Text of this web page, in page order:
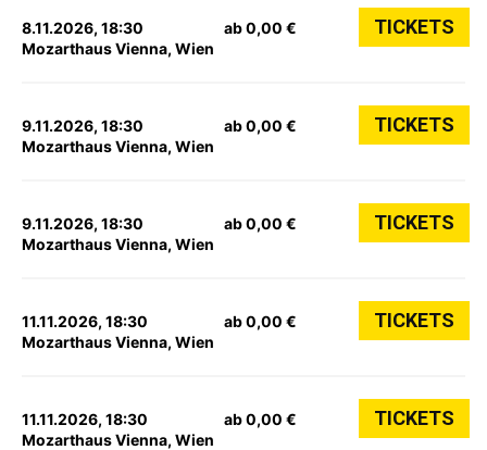
8.11.2026, 18:30
Mozarthaus Vienna, Wien
ab 0,00 € TICKETS
9.11.2026, 18:30
Mozarthaus Vienna, Wien
ab 0,00 € TICKETS
9.11.2026, 18:30
Mozarthaus Vienna, Wien
ab 0,00 € TICKETS
11.11.2026, 18:30
Mozarthaus Vienna, Wien
ab 0,00 € TICKETS
11.11.2026, 18:30
Mozarthaus Vienna, Wien
ab 0,00 € TICKETS